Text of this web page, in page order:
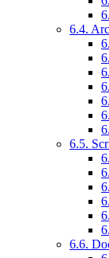
6.4.
6.5.
6.6.